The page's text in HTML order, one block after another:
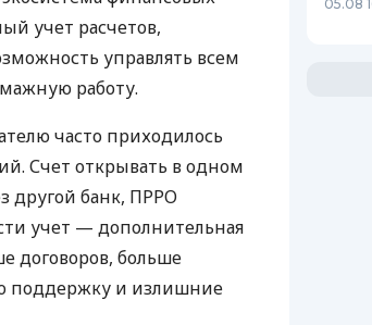
учет расчетов,
управлять всем
работу.
часто приходилось
Счет открывать в одном
другой банк, ПРРО
учет — дополнительная
договоров, больше
поддержку и излишние
05.08